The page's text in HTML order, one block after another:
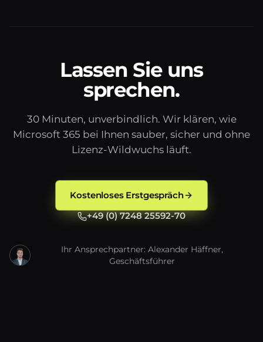
Lassen Sie uns
sprechen.
30 Minuten, unverbindlich. Wir klären, wie
Microsoft 365 bei Ihnen sauber, sicher und ohne
Lizenz-Wildwuchs läuft.
Kostenloses Erstgespräch
+49 (0) 7248 25592-70
Ihr Ansprechpartner: Alexander Häffner,
Geschäftsführer